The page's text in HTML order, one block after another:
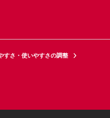
すさ・使いやすさの調整